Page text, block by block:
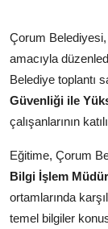
Çorum Belediyesi,
amacıyla
Belediye toplantı
Güvenliği ile
çalışanlarının
Eğitime, Çorum
Bilgi İşlem
ortamlarında
temel bilgiler